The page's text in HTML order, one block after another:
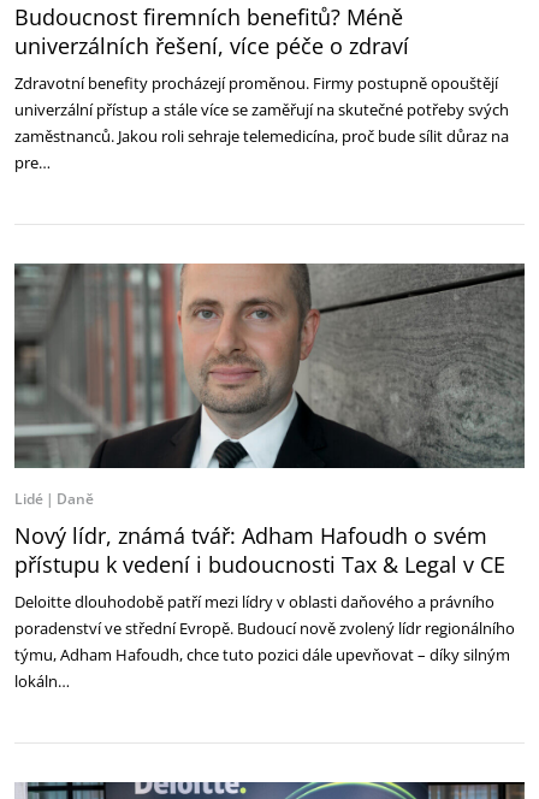
Budoucnost firemních benefitů? Méně
univerzálních řešení, více péče o zdraví
Zdravotní benefity procházejí proměnou. Firmy postupně opouštějí
univerzální přístup a stále více se zaměřují na skutečné potřeby svých
zaměstnanců. Jakou roli sehraje telemedicína, proč bude sílit důraz na
pre…
Lidé Daně
Nový lídr, známá tvář: Adham Hafoudh o svém
přístupu k vedení i budoucnosti Tax & Legal v CE
Deloitte dlouhodobě patří mezi lídry v oblasti daňového a právního
poradenství ve střední Evropě. Budoucí nově zvolený lídr regionálního
týmu, Adham Hafoudh, chce tuto pozici dále upevňovat – díky silným
lokáln…